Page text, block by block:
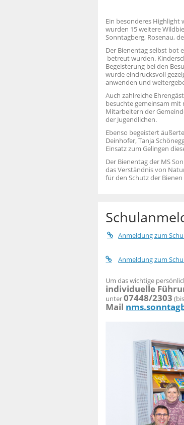
Ein besonderes Highlight
wurden 15 weitere
Sonntagberg, Rosenau,
Der Bienentag selbst bot
betreut wurden.
Begeisterung bei den
wurde eindrucksvoll
anwenden und
Auch zahlreiche
besuchte gemeinsam
Mitarbeitern der
der Jugendlichen.
Ebenso begeistert
Deinhofer, Tanja
Einsatz zum Gelingen
Der Bienentag der MS
das Verständnis von
für den Schutz der
Anmeldung zum
Anmeldung zum
Um das wichtige
individuelle
unter07448/2303
Mail